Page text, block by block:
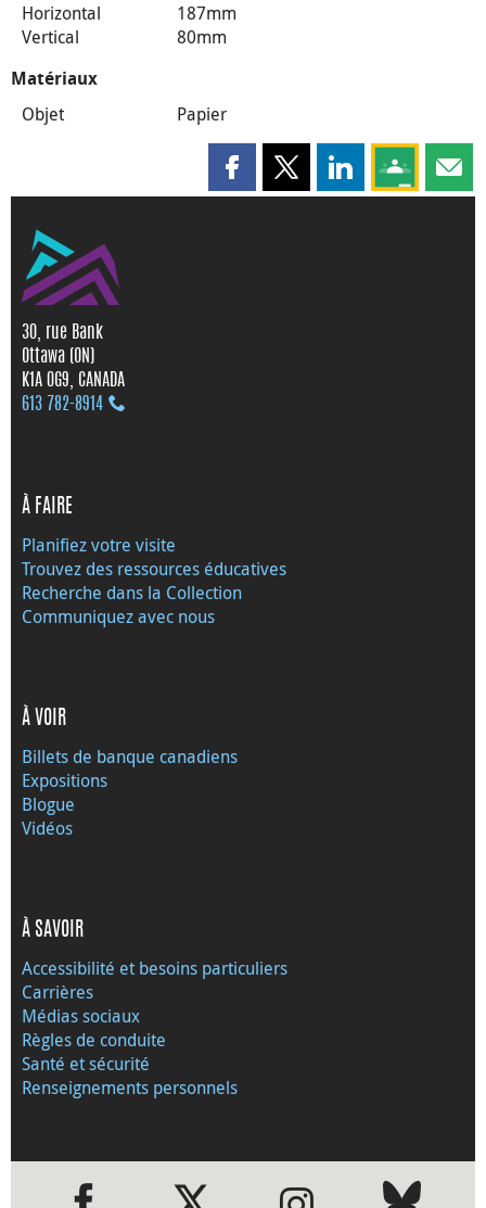
Horizontal
187mm
Vertical
80mm
Matériaux
Objet Papier
Partager cette page sur
Partager cette page sur X
Partager cette
Partagez
30, rue Bank
Ottawa (ON)
K1A 0G9, CANADA
613 782‑8914
À FAIRE
Planifiez votre visite
Trouvez des ressources éducatives
Recherche dans la Collection
Communiquez avec nous
À VOIR
Billets de banque canadiens
Expositions
Blogue
Vidéos
À SAVOIR
Accessibilité et besoins particuliers
Carrières
Médias sociaux
Règles de conduite
Santé et sécurité
Renseignements personnels